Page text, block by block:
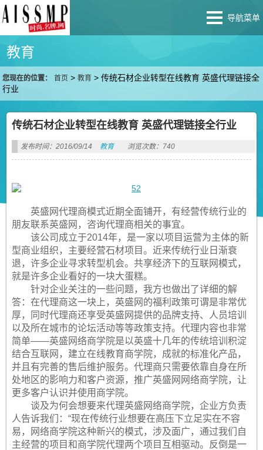
导航菜单
教育
您现在的位置： 首页 >教育 >传统石材企业转型在线教育 英盛代理链接全
行业
传统石材企业转型在线教育 英盛代理链接全行业
发布时间：2016/09/14 教育 浏览次数：740
英盛网代理商模式近期全面铺开，有经营传统行业的
朋友联系英盛网，咨询代理商相关的事宜。
该公司成立于2014年，是一家以项目运营为主体的新
型商业组织，主要经营石材项目。近来传统行业日渐衰
退，许多企业寻求转型机会。共享经济下的互联网模式，
就是许多企业看好的一块大蛋糕。
针对企业关注的一些问题，我方也做出了详细的解
答：在代理商这一块上，英盛网的福利政策可谓是非常优
厚，同时代理商还享受英盛网提供的品牌支持、人员培训
以及所在城市的论坛活动等等政策支持。代理内容也非常
简单——英盛网络商学院是以英盛十几年的传统培训积淀
结合互联网，建立在线教育商学院，成就的标准化产品，
并且有完善的售后维护服务。代理商只需要依靠自身在所
处地区的影响力和客户资源，推广英盛网网络商学院，让
更多客户认识并使用商学院。
谈及为何会想要来代理英盛网络商学院，企业方负责
人告诉我们：“现在传统行业想要在高压下立足实在不容
易，网络商学院这种新兴的模式，涉及面广，通过我们自
主经营的项目和商学院代理两个项目互相驱动。反倒是一